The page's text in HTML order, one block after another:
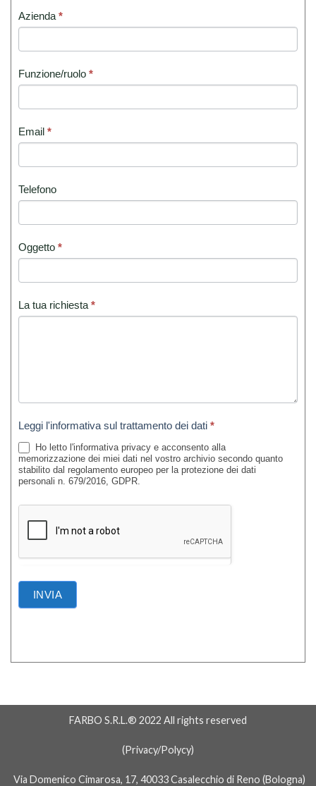
DI
ASPIRAZIONE
Azienda *
Funzione/ruolo *
Email *
Telefono
Oggetto *
La tua richiesta *
Leggi l'informativa sul trattamento dei dati *
Ho letto l'informativa privacy e acconsento alla
memorizzazione dei miei dati nel vostro archivio secondo quanto
stabilito dal regolamento europeo per la protezione dei dati
personali n. 679/2016, GDPR.
INVIA
FARBO S.R.L.® 2022 All rights reserved
(Privacy/Polycy)
Via Domenico Cimarosa, 17, 40033 Casalecchio di Reno (Bologna)